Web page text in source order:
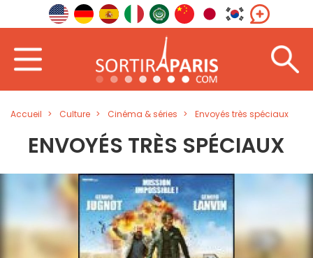
Accueil Culture Cinéma & séries Envoyés très spéciaux
ENVOYÉS TRÈS SPÉCIAUX